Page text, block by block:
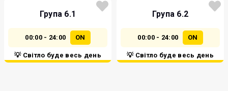
Група 6.1
00:00 - 24:00 ON
💡 Світло буде весь день
Група 6.2
00:00 - 24:00 ON
💡 Світло буде весь день